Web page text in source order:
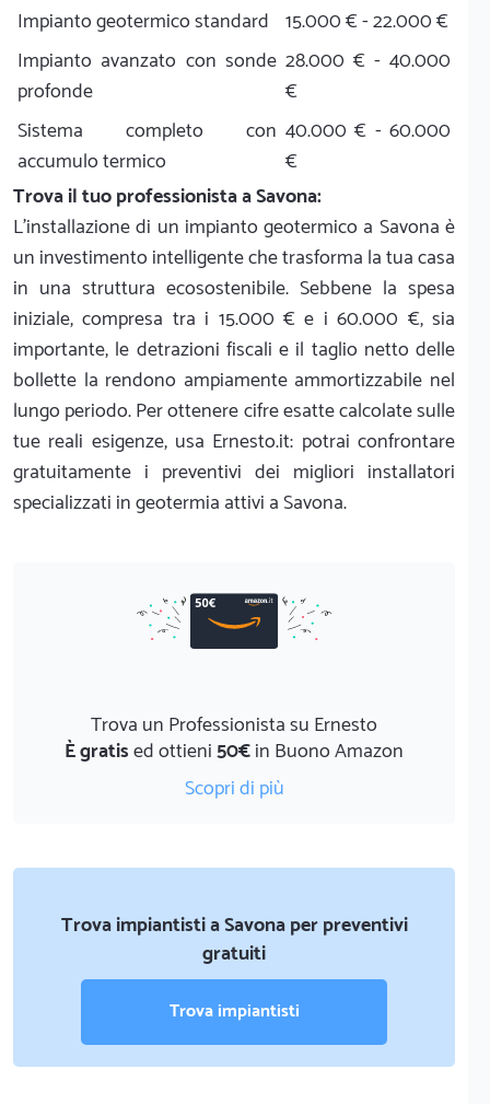
Impianto geotermico standard 15.000 € - 22.000 €
Impianto avanzato con sonde
profonde
28.000 € - 40.000
€
Sistema completo con
accumulo termico
40.000 € - 60.000
€
Trova il tuo professionista a Savona:
L'installazione di un impianto geotermico a Savona è
un investimento intelligente che trasforma la tua casa
in una struttura ecosostenibile. Sebbene la spesa
iniziale, compresa tra i 15.000 € e i 60.000 €, sia
importante, le detrazioni fiscali e il taglio netto delle
bollette la rendono ampiamente ammortizzabile nel
lungo periodo. Per ottenere cifre esatte calcolate sulle
tue reali esigenze, usa Ernesto.it: potrai confrontare
gratuitamente i preventivi dei migliori installatori
specializzati in geotermia attivi a Savona.
Trova un Professionista su Ernesto
È gratised ottieni50€in Buono Amazon
Scopri di più
Trova impiantisti a Savona per preventivi
gratuiti
Trova impiantisti